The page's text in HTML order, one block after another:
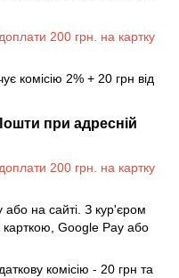
200 грн. на картку
комісію 2% + 20 грн від
при адресній
200 грн. на картку
або на сайті. З кур'єром
карткою, Google Pay або
комісію - 20 грн та